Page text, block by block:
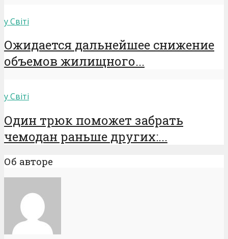
у Світі
Ожидается дальнейшее снижение
объемов жилищного...
у Світі
Один трюк поможет забрать
чемодан раньше других:...
Об авторе